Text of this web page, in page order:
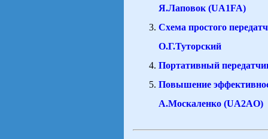
Я.Лаповок (UA1FA)
Схема простого
О.Г.Туторский
Портативный
Повышение
А.Москаленко (UA2AO)